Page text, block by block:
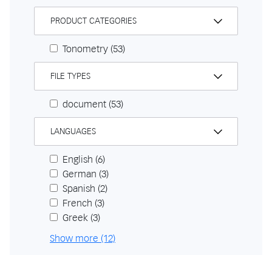
PRODUCT CATEGORIES
Tonometry (53)
FILE TYPES
document (53)
LANGUAGES
English (6)
German (3)
Spanish (2)
French (3)
Greek (3)
Show more (12)